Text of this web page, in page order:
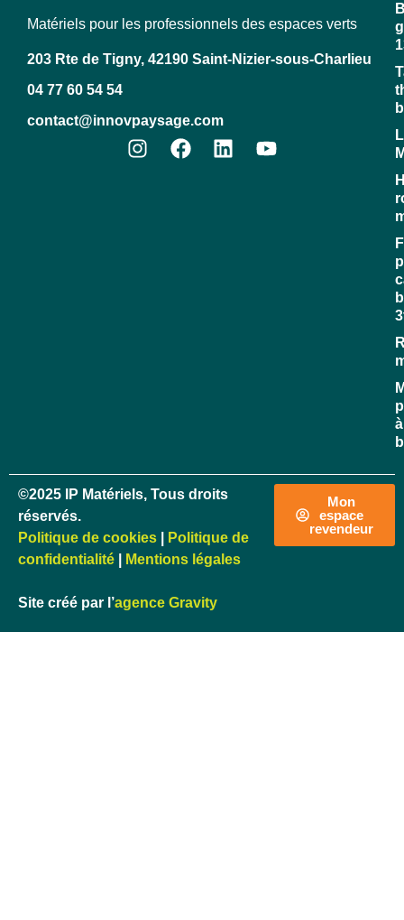
Matériels pour les professionnels des espaces verts
203 Rte de Tigny, 42190 Saint-Nizier-sous-Charlieu
04 77 60 54 54
contact@innovpaysage.com
à
©2025 IP Matériels, Tous droits
réservés.
Politique de cookies
Politique de
confidentialité
Mentions légales
Site créé par l’agence Gravity
Mon
espace
revendeur